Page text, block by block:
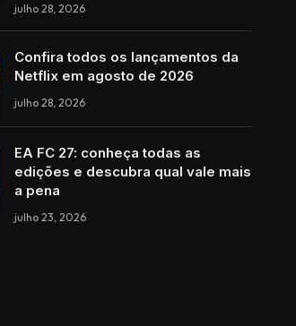
julho 28, 2026
Confira todos os lançamentos da
Netflix em agosto de 2026
julho 28, 2026
EA FC 27: conheça todas as
edições e descubra qual vale mais
a pena
julho 23, 2026